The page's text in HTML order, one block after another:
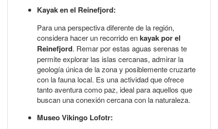
Kayak en el Reinefjord:
Para una perspectiva diferente de la región,
considera hacer un recorrido enkayak por el
Reinefjord. Remar por estas aguas serenas te
permite explorar las islas cercanas, admirar la
geología única de la zona y posiblemente cruzarte
con la fauna local. Es una actividad que ofrece
tanto aventura como paz, ideal para aquellos que
buscan una conexión cercana con la naturaleza.
Museo Vikingo Lofotr: